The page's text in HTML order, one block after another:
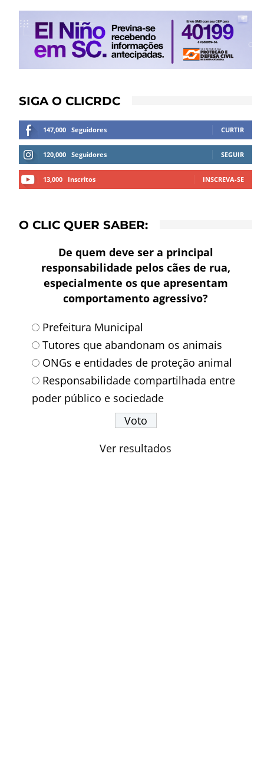
SIGA O CLICRDC
147,000 Seguidores CURTIR
120,000 Seguidores SEGUIR
13,000 Inscritos INSCREVA-SE
O CLIC QUER SABER:
De quem deve ser a principal
responsabilidade pelos cães de rua,
especialmente os que apresentam
comportamento agressivo?
Prefeitura Municipal
Tutores que abandonam os animais
ONGs e entidades de proteção animal
Responsabilidade compartilhada entre
poder público e sociedade
Ver resultados